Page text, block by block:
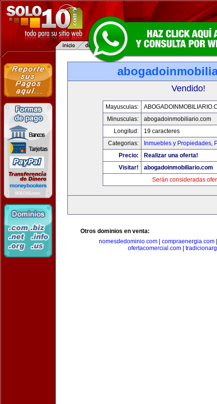
Vendido!
Mayusculas:
Minusculas:
abogadoinmobiliario.com
Longitud:
19 caracteres
Categorias:
Inmuebles y Propiedades,
Precio:
Realizar una oferta!
Visitar!
abogadoinmobiliario.com
Serán consideradas
Otros dominios en venta:
nomesdedominio.com| compraenergia.com
ofertacomercial.com